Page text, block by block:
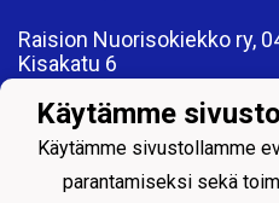
Raision Nuorisokiekko ry,
Kisakatu 6
www.rnk.fi
toimisto@rnk.fi
Käytämme
Käytämme sivustollamme
parantamiseksi sekä